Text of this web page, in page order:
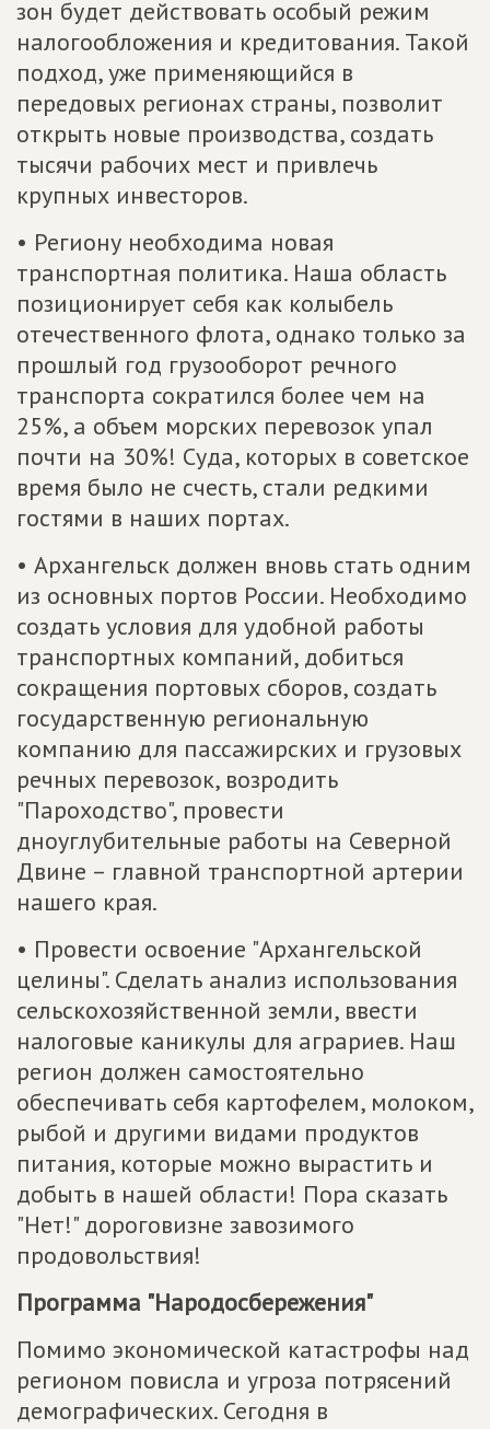
зон будет действовать особый режим
налогообложения и кредитования. Такой
подход, уже применяющийся в
передовых регионах страны, позволит
открыть новые производства, создать
тысячи рабочих мест и привлечь
крупных инвесторов.
• Региону необходима новая
транспортная политика. Наша область
позиционирует себя как колыбель
отечественного флота, однако только за
прошлый год грузооборот речного
транспорта сократился более чем на
25%, а объем морских перевозок упал
почти на 30%! Суда, которых в советское
время было не счесть, стали редкими
гостями в наших портах.
• Архангельск должен вновь стать одним
из основных портов России. Необходимо
создать условия для удобной работы
транспортных компаний, добиться
сокращения портовых сборов, создать
государственную региональную
компанию для пассажирских и грузовых
речных перевозок, возродить
"Пароходство", провести
дноуглубительные работы на Северной
Двине – главной транспортной артерии
нашего края.
• Провести освоение "Архангельской
целины". Сделать анализ использования
сельскохозяйственной земли, ввести
налоговые каникулы для аграриев. Наш
регион должен самостоятельно
обеспечивать себя картофелем, молоком,
рыбой и другими видами продуктов
питания, которые можно вырастить и
добыть в нашей области! Пора сказать
"Нет!" дороговизне завозимого
продовольствия!
Программа "Народосбережения"
Помимо экономической катастрофы над
регионом повисла и угроза потрясений
демографических. Сегодня в